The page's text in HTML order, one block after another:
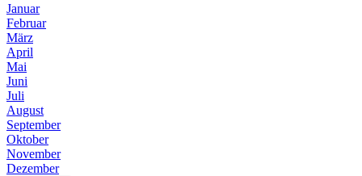
Januar
Februar
März
April
Mai
Juni
Juli
August
September
Oktober
November
Dezember